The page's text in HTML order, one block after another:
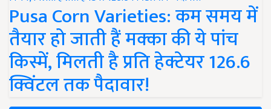
Pusa Corn Varieties: कम समय में
तैयार हो जाती हैं मक्का की ये पांच
किस्में, मिलती है प्रति हेक्टेयर 126.6
क्विंटल तक पैदावार!